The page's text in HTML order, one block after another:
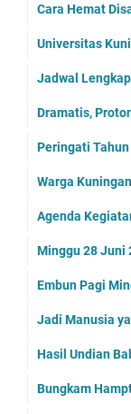
Cara Hemat
Universitas
Jadwal
Dramatis,
Peringati
Warga
Agenda
Minggu 28 Juni
Embun Pagi
Jadi Manusia
Hasil Undian
Bungkam